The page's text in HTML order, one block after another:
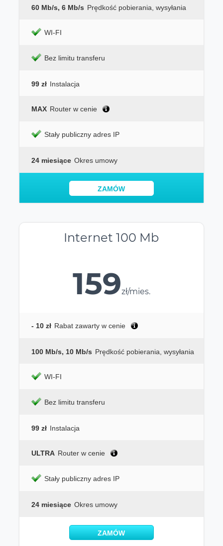
60 Mb/s, 6 Mb/s Prędkość pobierania, wysyłania
WI-FI
Bez limitu transferu
99 zł Instalacja
MAX Router w cenie
Stały publiczny adres IP
24 miesiące Okres umowy
ZAMÓW
Internet 100 Mb
159zł/mies.
- 10 zł Rabat zawarty w cenie
100 Mb/s, 10 Mb/s Prędkość pobierania, wysyłania
WI-FI
Bez limitu transferu
99 zł Instalacja
ULTRA Router w cenie
Stały publiczny adres IP
24 miesiące Okres umowy
ZAMÓW